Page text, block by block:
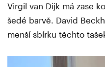
Virgil van Dijk má zase
šedé barvě. David
menší sbírku těchto